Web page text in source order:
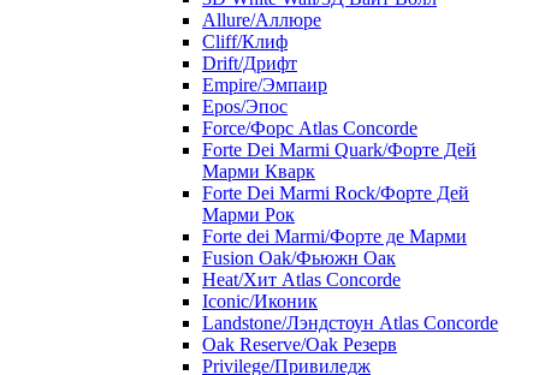
Allure/Аллюрe
Cliff/Клиф
Drift/Дрифт
Empire/Эмпаир
Epos/Эпос
Force/Фoрс Atlas Concorde
Forte Dei Marmi Quark/Форте Дей
Марми Кварк
Forte Dei Marmi Rock/Форте Дей
Марми Рок
Forte dei Marmi/Форте де Марми
Fusion Oak/Фьюжн Оак
Heat/Xит Atlas Concorde
Iconic/Иконик
Landstone/Лэндстоун Atlas Concorde
Oak Reserve/Оak Резepв
Privilege/Привиледж